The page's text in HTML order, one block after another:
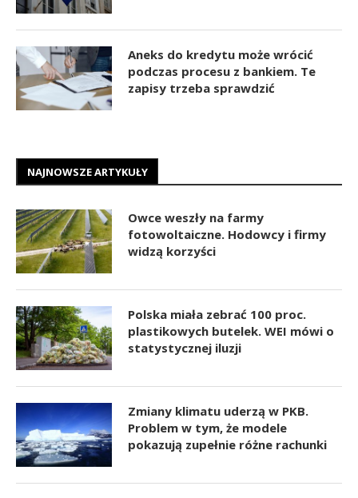
Aneks do kredytu może wrócić
podczas procesu z bankiem. Te
zapisy trzeba sprawdzić
NAJNOWSZE ARTYKUŁY
Owce weszły na farmy
fotowoltaiczne. Hodowcy i firmy
widzą korzyści
Polska miała zebrać 100 proc.
plastikowych butelek. WEI mówi o
statystycznej iluzji
Zmiany klimatu uderzą w PKB.
Problem w tym, że modele
pokazują zupełnie różne rachunki